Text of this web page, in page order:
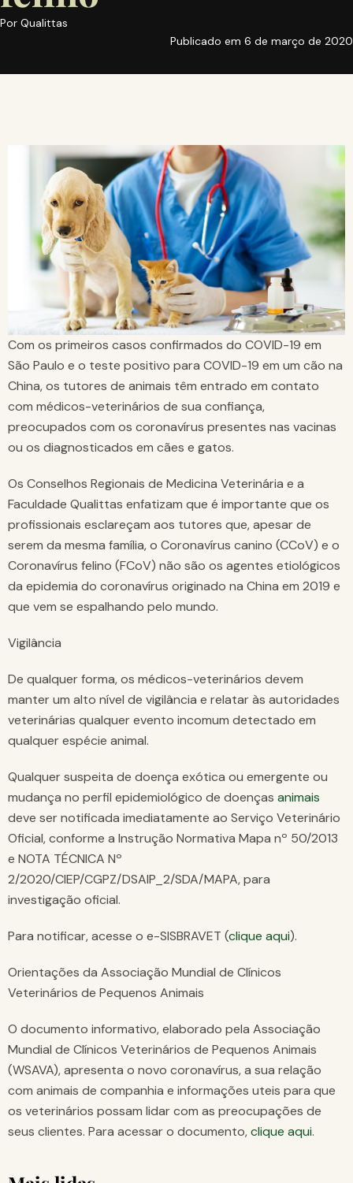
Por Qualittas
Publicado em 6 de março de 2020
Com os primeiros casos confirmados do COVID-19 em
São Paulo e o teste positivo para COVID-19 em um cão na
China, os tutores de animais têm entrado em contato
com médicos-veterinários de sua confiança,
preocupados com os coronavírus presentes nas vacinas
ou os diagnosticados em cães e gatos.
Os Conselhos Regionais de Medicina Veterinária e a
Faculdade Qualittas enfatizam que é importante que os
profissionais esclareçam aos tutores que, apesar de
serem da mesma família, o Coronavírus canino (CCoV) e o
Coronavírus felino (FCoV) não são os agentes etiológicos
da epidemia do coronavírus originado na China em 2019 e
que vem se espalhando pelo mundo.
Vigilância
De qualquer forma, os médicos-veterinários devem
manter um alto nível de vigilância e relatar às autoridades
veterinárias qualquer evento incomum detectado em
qualquer espécie animal.
Qualquer suspeita de doença exótica ou emergente ou
mudança no perfil epidemiológico de doenças animais
deve ser notificada imediatamente ao Serviço Veterinário
Oficial, conforme a Instrução Normativa Mapa nº 50/2013
e NOTA TÉCNICA Nº
2/2020/CIEP/CGPZ/DSAIP_2/SDA/MAPA, para
investigação oficial.
Para notificar, acesse o e-SISBRAVET (clique aqui).
Orientações da Associação Mundial de Clínicos
Veterinários de Pequenos Animais
O documento informativo, elaborado pela Associação
Mundial de Clínicos Veterinários de Pequenos Animais
(WSAVA), apresenta o novo coronavírus, a sua relação
com animais de companhia e informações uteis para que
os veterinários possam lidar com as preocupações de
seus clientes. Para acessar o documento,clique aqui.